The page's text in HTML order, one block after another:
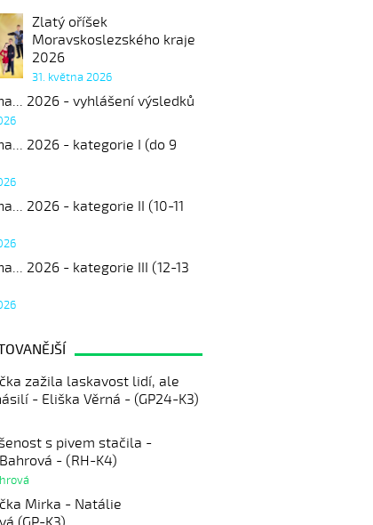
Zlatý oříšek
Moravskoslezského kraje
2026
31. května 2026
2026 - vyhlášení výsledků
2026 - kategorie I (do 9
2026 - kategorie II (10-11
2026 - kategorie III (12-13
zažila laskavost lidí, ale
- Eliška Věrná - (GP24-K3)
s pivem stačila -
- (RH-K4)
Mirka - Natálie